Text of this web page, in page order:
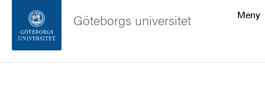
Sidfoten
Meny
Göteborgs universitet